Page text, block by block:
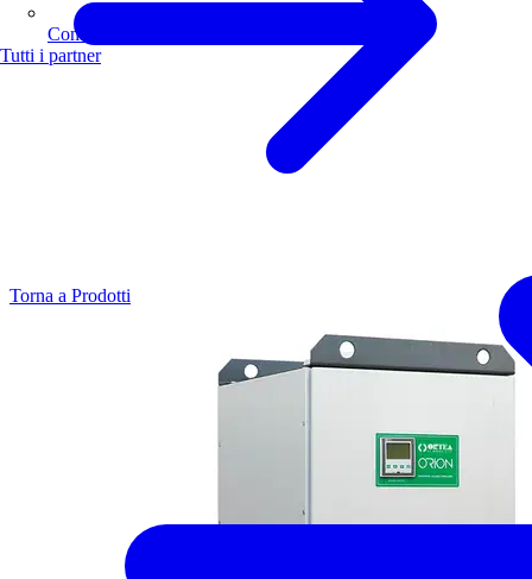
Comoli Ferrari
Tutti i partner
Torna a Prodotti